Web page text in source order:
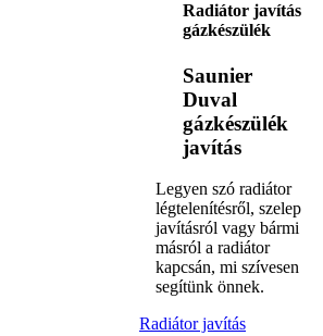
Radiátor javítás
gázkészülék
Saunier
Duval
gázkészülék
javítás
Legyen szó radiátor
légtelenítésről, szelep
javításról vagy bármi
másról a radiátor
kapcsán, mi szívesen
segítünk önnek.
Radiátor javítás